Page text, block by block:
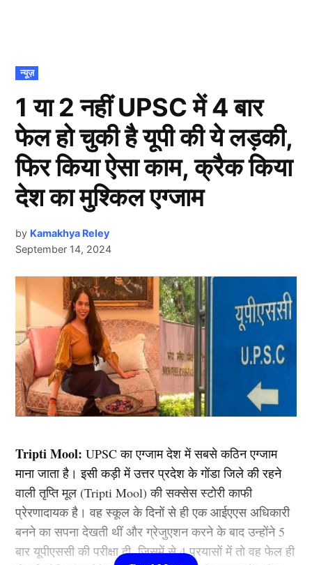
POSTED
IN
न्यूज़
1 या 2 नहीं UPSC में 4 बार
फेल हो चुकी है यूपी की ये लड़की,
फिर किया ऐसा काम, क्रैक किया
देश का मुश्किल एग्जाम
by Kamakhya Reley
September 14, 2024
Tripti Mool: UPSC का एग्जाम देश में सबसे कठिन एग्जाम
माना जाता है। इसी कड़ी में उत्तर प्रदेश के गोंडा जिले की रहने
वाली तृप्ति मूल (Tripti Mool) की सक्सेस स्टोरी काफी
प्रेरणादायक है। वह स्कूल के दिनों से ही एक आईएएस अधिकारी
बनने का सपना देखती थीं और ग्रेजुएशन करने के बाद उन्होंने 5
बार यूपीएससी की परीक्षा दी, जिसमें से 4 प्रयासों में तो वह फेल ही